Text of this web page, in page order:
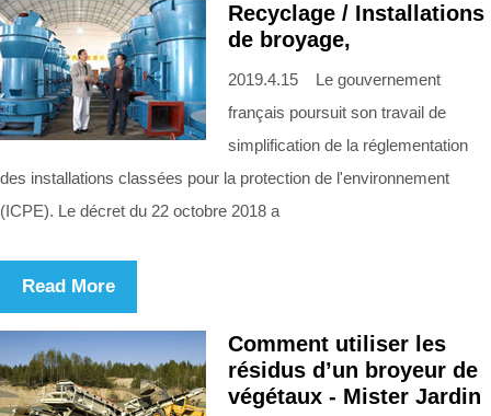
Recyclage / Installations
de broyage,
2019.4.15 Le gouvernement
français poursuit son travail de
simplification de la réglementation
des installations classées pour la protection de l'environnement
(ICPE). Le décret du 22 octobre 2018 a
Read More
Comment utiliser les
résidus d’un broyeur de
végétaux - Mister Jardin